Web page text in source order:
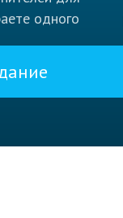
одного